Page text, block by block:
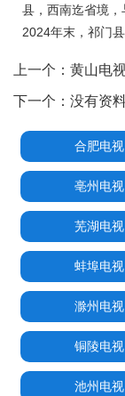
县，西南迄省境
2024年末，祁门
上一个： 黄山电
下一个： 没有资
合肥电
亳州电
芜湖电
蚌埠电
滁州电
铜陵电
池州电